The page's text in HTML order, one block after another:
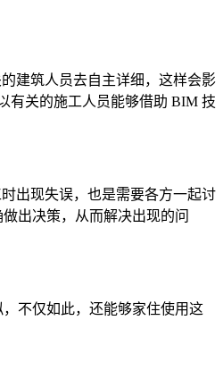
建筑人员去自主详细，这样会影
有关的施工人员能够借助 BIM 技
出现失误，也是需要各方一起讨
出决策，从而解决出现的问
不仅如此，还能够家住使用这